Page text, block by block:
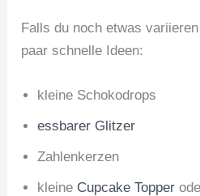
Falls du noch etwas
paar schnelle Ideen:
kleine Schokodrops
essbarer Glitzer
Zahlenkerzen
kleine Cupcake Topper